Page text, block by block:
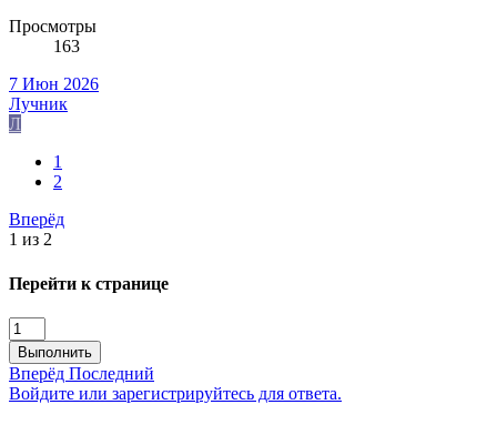
Просмотры
163
7 Июн 2026
Лучник
Л
1
2
Вперёд
1 из 2
Перейти к странице
Выполнить
Вперёд Последний
Войдите или зарегистрируйтесь для ответа.